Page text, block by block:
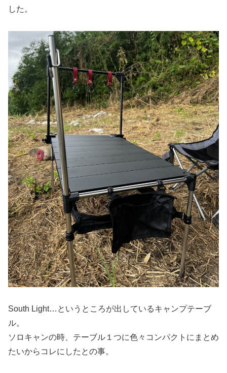
した。
South Light…というところが出しているキャンプテーブ
ル。
ソロキャンの時、テーブル１つに色々コンパクトにまとめ
たいからコレにしたとの事。